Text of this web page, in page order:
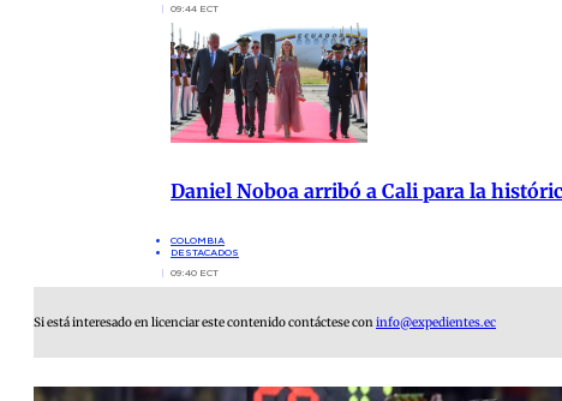
09:44 ECT
Daniel Noboa arribó a Cali para la
COLOMBIA
DESTACADOS
09:40 ECT
Si está interesado en licenciar este contenido contáctese con info@expedientes.ec